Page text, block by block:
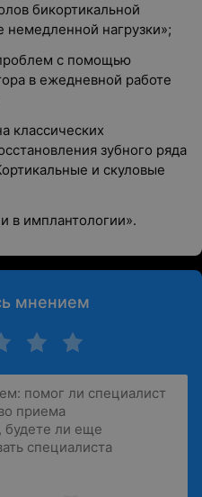
бикортикальной
немедленной нагрузки»;
с помощью
в ежедневной работе
классических
зубного ряда
и скуловые
в имплантологии».
мнением